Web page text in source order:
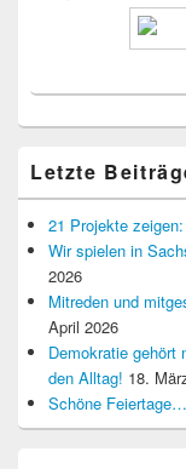
Letzte
21 Projekte
Wir spielen in
2026
Mitreden und
April 2026
Demokratie gehört
den Alltag! 18.
Schöne Feiertage…